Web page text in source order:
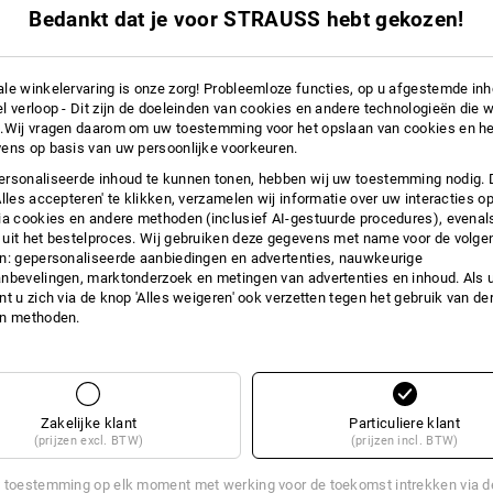
sportief opvatten: deze functionele vezel uit de natuur scoort
Ook wat betreft de frisheid: de extreem lichte en zachte
Bedankt dat je voor STRAUSS hebt gekozen!
winkelervaring is onze zorg! Probleemloze functies, op u afgestemde
verloop - Dit zijn de doeleinden van cookies en andere technologieën die
vragen daarom om uw toestemming voor het opslaan van cookies en
op basis van uw persoonlijke voorkeuren.
inhoud te kunnen tonen, hebben wij uw toestemming nodig.
accepteren' te klikken, verzamelen wij informatie over uw interacties
cookies en andere methoden (inclusief AI-gestuurde procedures),
het bestelproces. Wij gebruiken deze gegevens met name voor de
gepersonaliseerde aanbiedingen en advertenties, nauwkeurige
marktonderzoek en metingen van advertenties en inhoud. Als
u zich via de knop 'Alles weigeren' ook verzetten tegen het gebruik van
methoden.
Zakelijke klant
(prijzen excl. BTW)
Particuliere klant
(prijzen incl. BTW)
toestemming op elk moment met werking voor de toekomst intrekken via